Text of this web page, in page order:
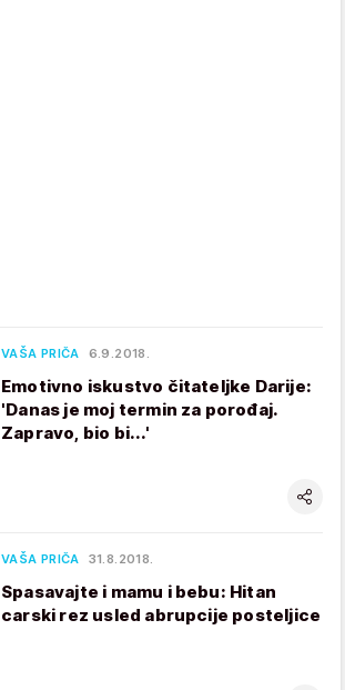
VAŠA PRIČA 6.9.2018.
Emotivno iskustvo čitateljke Darije:
'Danas je moj termin za porođaj.
Zapravo, bio bi...'
VAŠA PRIČA 31.8.2018.
Spasavajte i mamu i bebu: Hitan
carski rez usled abrupcije posteljice